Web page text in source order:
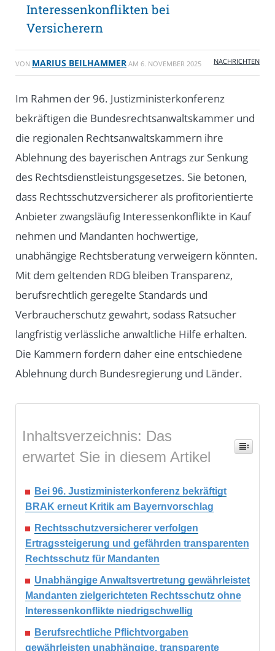
Interessenkonflikten bei
Versicherern
VON MARIUS BEILHAMMER AM 6. NOVEMBER 2025 NACHRICHTEN
Im Rahmen der 96. Justizministerkonferenz
bekräftigen die Bundesrechtsanwaltskammer und
die regionalen Rechtsanwaltskammern ihre
Ablehnung des bayerischen Antrags zur Senkung
des Rechtsdienstleistungsgesetzes. Sie betonen,
dass Rechtsschutzversicherer als profitorientierte
Anbieter zwangsläufig Interessenkonflikte in Kauf
nehmen und Mandanten hochwertige,
unabhängige Rechtsberatung verweigern könnten.
Mit dem geltenden RDG bleiben Transparenz,
berufsrechtlich geregelte Standards und
Verbraucherschutz gewahrt, sodass Ratsucher
langfristig verlässliche anwaltliche Hilfe erhalten.
Die Kammern fordern daher eine entschiedene
Ablehnung durch Bundesregierung und Länder.
Inhaltsverzeichnis: Das
erwartet Sie in diesem Artikel
Bei 96. Justizministerkonferenz bekräftigt
BRAK erneut Kritik am Bayernvorschlag
Rechtsschutzversicherer verfolgen
Ertragssteigerung und gefährden transparenten
Rechtsschutz für Mandanten
Unabhängige Anwaltsvertretung gewährleistet
Mandanten zielgerichteten Rechtsschutz ohne
Interessenkonflikte niedrigschwellig
Berufsrechtliche Pflichtvorgaben
gewährleisten unabhängige, transparente